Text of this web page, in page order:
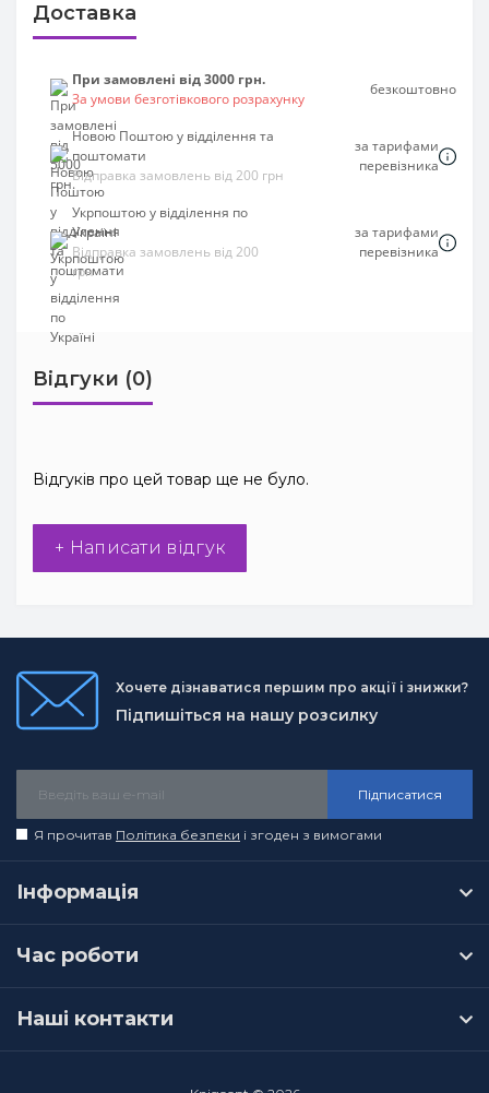
Доставка
При замовлені від 3000 грн.
За умови безготівкового розрахунку
безкоштовно
Новою Поштою у відділення та
поштомати
Відправка замовлень від 200 грн
за тарифами
перевізника
Укрпоштою у відділення по
Україні
Відправка замовлень від 200
грн
за тарифами
перевізника
Відгуки (0)
Відгуків про цей товар ще не було.
+ Написати відгук
Хочете дізнаватися першим про акції і знижки?
Підпишіться на нашу розсилку
Підписатися
Я прочитав Політика безпеки і згоден з вимогами
Інформація
Час роботи
Наші контакти